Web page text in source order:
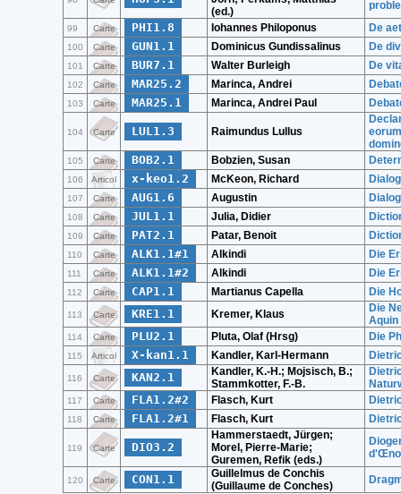
(ed.)
99 Carte PHI1.8 Iohannes Philoponus De
100 Carte GUN1.1 Dominicus Gundissalinus De
101 Carte BUR7.1 Walter Burleigh De
102 Carte MAR25.2 Marinca, Andrei
103 Carte MAR25.1 Marinca, Andrei Paul
104 Carte LUL1.3 Raimundus Lullus
105 Carte BOB2.1 Bobzien, Susan
106 Articol x-keo1.2 McKeon, Richard
107 Carte AUG1.6 Augustin
108 Carte JUL1.1 Julia, Didier
109 Carte PAT2.1 Patar, Benoit
110 Carte ALK1.1#1 Alkindi Die
111 Carte ALK1.1#2 Alkindi Die
112 Carte CAP1.1 Martianus Capella Die
113 Carte KRE1.1 Kremer, Klaus
Die
Aquin
114 Carte PLU2.1 Pluta, Olaf (Hrsg) Die
115 Articol X-kan1.1 Kandler, Karl-Hermann
116 Carte KAN2.1
Kandler, K.-H.; Mojsisch, B.;
Stammkotter, F.-B.
117 Carte FLA1.2#2 Flasch, Kurt
118 Carte FLA1.2#1 Flasch, Kurt
119 Carte DIO3.2
Hammerstaedt, Jürgen;
Morel, Pierre-Marie;
Guremen, Refik (eds.)
120 Carte CON1.1
Guillelmus de Conchis
(Guillaume de Conches)